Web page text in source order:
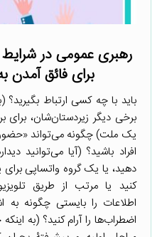
رهبری عمومی در
برای فائق
باید با چه کسی ارتباط
برخی دیگر زیردستان‌شان،
یک ملت) چگونه می‌تواند
افراد باشید؟ (آیا می‌توانید
دهید، یا یک گروه واتساپی
کنید یا مرتب از طریق
اطلاعات را بایستی چگونه به
اضطراب‌ها را آرام کنید؟ (به